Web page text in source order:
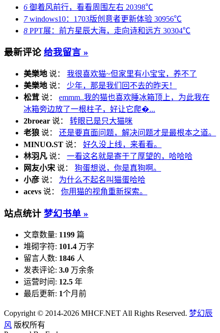
6 御着风前行，看看周围左右 20398℃
7windows10：1703版创意者更新体验 30956℃
8 PPT展：前方星辰大海，走向诗和远方 30304℃
最新评论 给我留言 »
美樂地 说： 我很喜欢猫~但家里有小宝宝，养不了
美樂地 说： 少年，那是我们回不去的昨天！
松茸 说： emmm..我的猫也喜欢睡冰箱顶上，为此我在
冰箱旁边放了一根柱子，好让它爬�...
2broear 说： 转眼已是只大猫咪
老狼 说： 还是要直面问题，解决问题才是最根本之道。
MINUO.ST 说： 好久没上线，来看看。
林羽凡 说： 一看这名就是寄于了厚望的，哈哈哈
网友小宋 说： 狗蛋想说，你是真狗啊。
小彦 说： 为什么不起名叫猫蛋哈哈
acevs 说： 你用猫的视角重新探索。
站点统计 梦幻书单 »
文章数量: 1199 篇
堆砌字符: 101.4 万字
留言人数: 1846 人
发表评论: 3.0 万余条
运营时间: 12.5 年
最后更新: 1个月前
Copyright © 2014-2026 MHCF.NET All Rights Reserved. 梦幻辰
风 版权所有